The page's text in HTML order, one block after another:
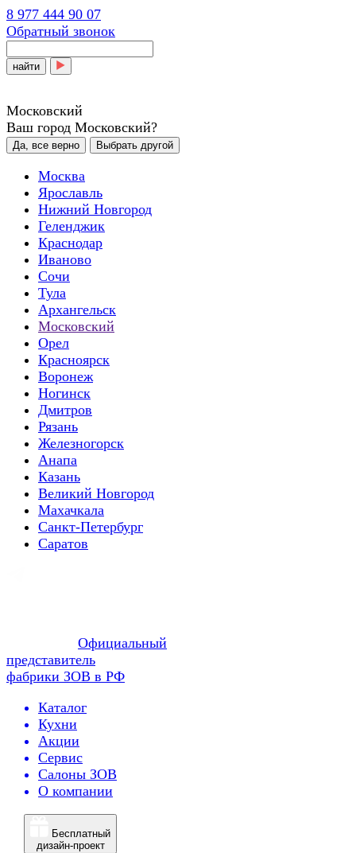
8 977 444 90 07
Обратный звонок
найти
Московский
Ваш город Московский?
Да, все верно Выбрать другой
Москва
Ярославль
Нижний Новгород
Геленджик
Краснодар
Иваново
Сочи
Тула
Архангельск
Московский
Орел
Красноярск
Воронеж
Ногинск
Дмитров
Рязань
Железногорск
Анапа
Казань
Великий Новгород
Махачкала
Санкт-Петербург
Саратов
Официальный
представитель
фабрики ЗОВ в РФ
Каталог
Кухни
Акции
Сервис
Салоны ЗОВ
О компании
Бесплатный
дизайн-проект